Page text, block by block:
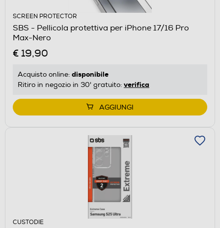
SCREEN PROTECTOR
SBS - Pellicola protettiva per iPhone 17/16 Pro
Max-Nero
€ 19,90
Acquisto online: disponibile
Ritiro in negozio in 30' gratuito: verifica
AGGIUNGI
CUSTODIE